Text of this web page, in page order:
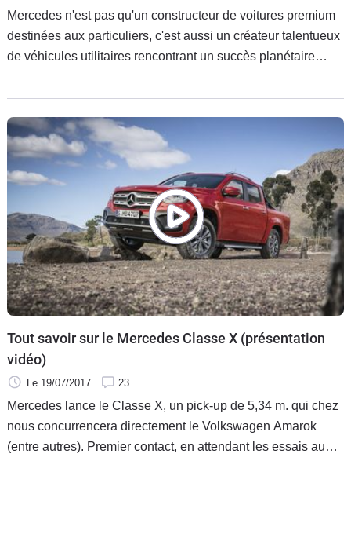
Mercedes n'est pas qu'un constructeur de voitures premium
destinées aux particuliers, c'est aussi un créateur talentueux
de véhicules utilitaires rencontrant un succès planétaire
Tout savoir sur le Mercedes Classe X (présentation
vidéo)
Le 19/07/2017 23
Mercedes lance le Classe X, un pick-up de 5,34 m. qui chez
nous concurrencera directement le Volkswagen Amarok
(entre autres). Premier contact, en attendant les essais au